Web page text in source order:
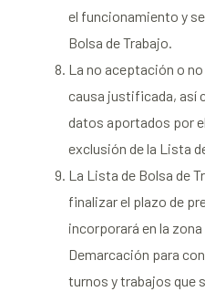
el funcionamiento y
Bolsa de Trabajo.
La no aceptación o
causa justificada, así
datos aportados por
exclusión de la Lista
La Lista de Bolsa de
finalizar el plazo de
incorporará en la zona
Demarcación para
turnos y trabajos que